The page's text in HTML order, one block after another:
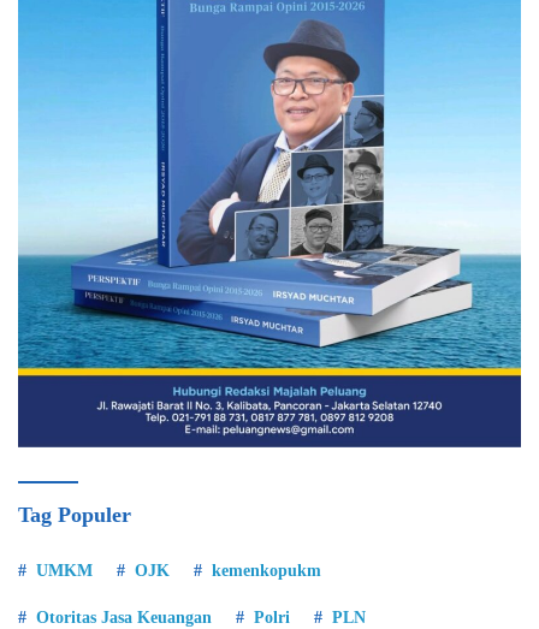
Tag Populer
UMKM OJK kemenkopukm
Otoritas Jasa Keuangan Polri PLN